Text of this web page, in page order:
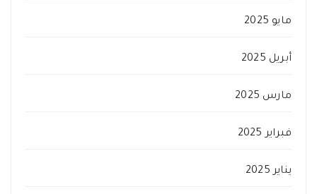
مايو 2025
أبريل 2025
مارس 2025
فبراير 2025
يناير 2025